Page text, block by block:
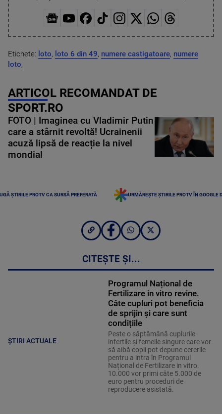
Etichete: loto, loto 6 din 49, numere castigatoare, numere
loto,
ARTICOL RECOMANDAT DE
SPORT.RO
FOTO | Imaginea cu Vladimir Putin
care a stârnit revoltă! Ucrainenii
acuză lipsă de reacție la nivel
mondial
ȘTIRILE PROTV CA SURSĂ PREFERATĂ URMĂREȘTE ȘTIRILE PROTV ÎN GOOGLE
CITEȘTE ȘI...
ȘTIRI ACTUALE
Programul Național de
Fertilizare in vitro revine.
Câte cupluri pot beneficia
de sprijin și care sunt
condițiile
Peste o săptămână cuplurile
infertile și femeile singure care vor
să aibă copii pot depune cererile
pentru a intra în Programul
Național de Fertilizare in vitro.
10.000 vor primi câte 5.000 de
euro pentru proceduri de
reproducere asistată.